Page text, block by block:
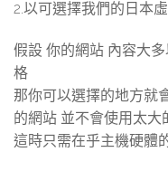
2.以可選擇我們的日本
假設 你的網站 內容大
格
那你可以選擇的地方就
的網站 並不會使用太大
這時只需在乎主機硬體